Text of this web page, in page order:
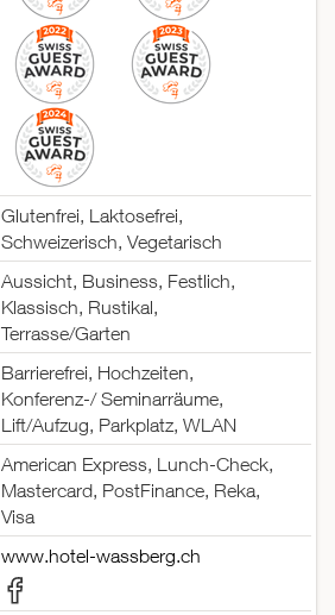
Glutenfrei, Laktosefrei,
Schweizerisch, Vegetarisch
Aussicht, Business, Festlich,
Klassisch, Rustikal,
Terrasse/Garten
Barrierefrei, Hochzeiten,
Konferenz-/ Seminarräume,
Lift/Aufzug, Parkplatz, WLAN
American Express, Lunch-Check,
Mastercard, PostFinance, Reka,
Visa
www.hotel-wassberg.ch